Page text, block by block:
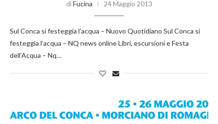
diFucina 24 Maggio 2013
Sul Conca si festeggia l’acqua – Nuovo Quotidiano Sul Conca si
festeggia l’acqua – NQ news online Libri, escursioni e Festa
dell’Acqua – Nq…